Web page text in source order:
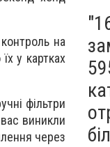
на
у картках
фільтри
виникли
через